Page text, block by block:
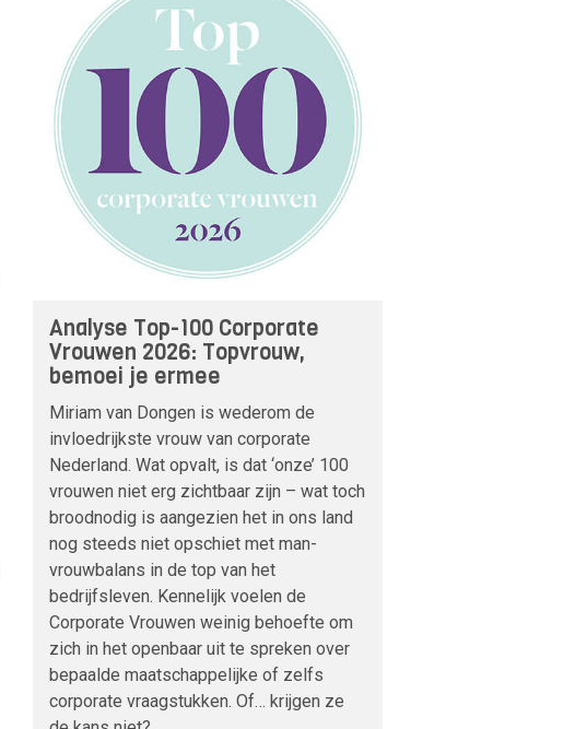
Analyse Top-100 Corporate
Vrouwen 2026: Topvrouw,
bemoei je ermee
Miriam van Dongen is wederom de
invloedrijkste vrouw van corporate
Nederland. Wat opvalt, is dat ‘onze’ 100
vrouwen niet erg zichtbaar zijn – wat toch
broodnodig is aangezien het in ons land
nog steeds niet opschiet met man-
vrouwbalans in de top van het
bedrijfsleven. Kennelijk voelen de
Corporate Vrouwen weinig behoefte om
zich in het openbaar uit te spreken over
bepaalde maatschappelijke of zelfs
corporate vraagstukken. Of… krijgen ze